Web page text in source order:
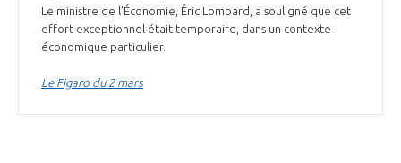
Le ministre de l’Économie, Éric Lombard, a souligné que cet
effort exceptionnel était temporaire, dans un contexte
économique particulier.
Le Figaro du 2 mars